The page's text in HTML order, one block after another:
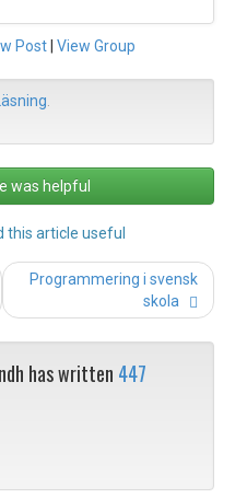
Post View Group
Läsning
was helpful
this article useful
Post
navigation
Programmering i svensk
skola
has written 447